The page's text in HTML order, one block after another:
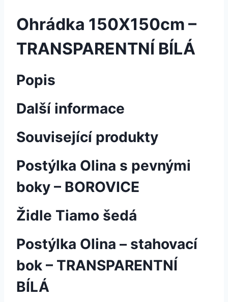
Ohrádka 150X150cm –
TRANSPARENTNÍ BÍLÁ
Popis
Další informace
Související produkty
Postýlka Olina s pevnými
boky – BOROVICE
Židle Tiamo šedá
Postýlka Olina – stahovací
bok – TRANSPARENTNÍ
BÍLÁ